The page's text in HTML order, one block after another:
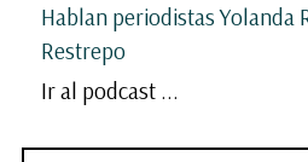
Hablan periodistas Yolanda
Restrepo
Ir al podcast ...